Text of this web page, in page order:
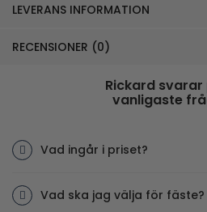
LEVERANS INFORMATION
RECENSIONER (0)
Rickard
vanligaste
Vad ingår i priset?
Vad ska jag välja för fäste?